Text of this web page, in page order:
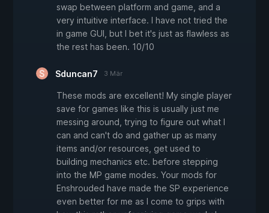
swap between platform and game, and a
very intuitive interface. I have not tried the
in game GUI, but I bet it's just as flawless as
the rest has been. 10/10
Sduncan7 3 Mär
These mods are excellent! My single player
save for games like this is usually just me
messing around, trying to figure out what I
can and can't do and gather up as many
items and/or resources, get used to
building mechanics etc. before stepping
into the MP game modes. Your mods for
Enshrouded have made the SP experience
even better for me as I come to grips with